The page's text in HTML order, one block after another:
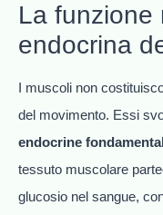
La funzione
endocrina
I muscoli non
del movimento. Essi
endocrine
tessuto muscolare
glucosio nel sangue,